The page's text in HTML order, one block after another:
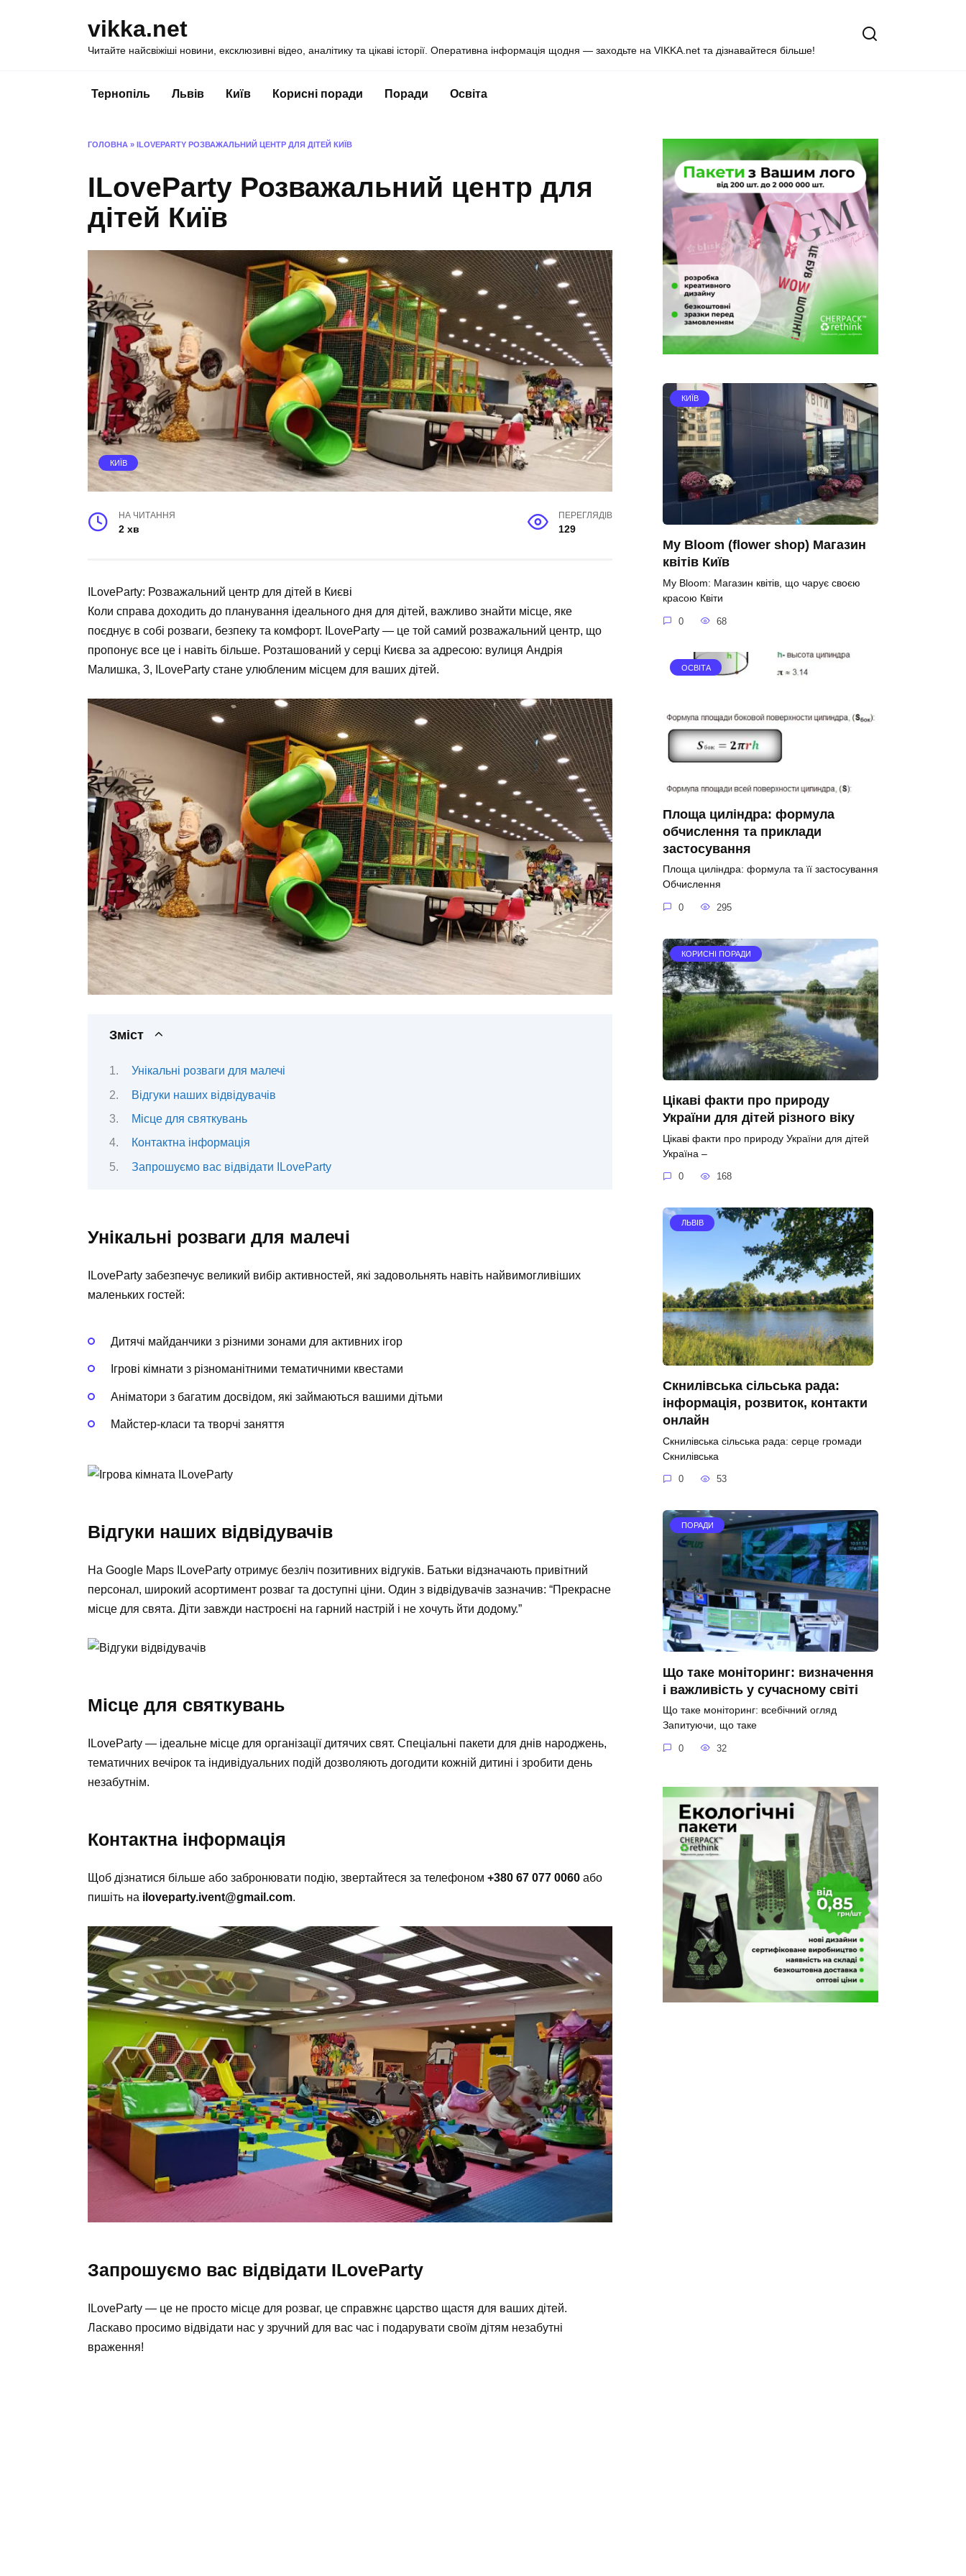
vikka.net
Читайте найсвіжіші новини, ексклюзивні відео, аналітику та цікаві історії. Оперативна інформація щодня — заходьте на VIKKA.net та дізнавайтеся більше!
Тернопіль Львів Київ Корисні поради Поради Освіта
ГОЛОВНА » ILOVEPARTY РОЗВАЖАЛЬНИЙ ЦЕНТР ДЛЯ ДІТЕЙ КИЇВ
ILoveParty Розважальний центр для
дітей Київ
КИЇВ
НА ЧИТАННЯ
2 хв
ПЕРЕГЛЯДІВ
129
ILoveParty: Розважальний центр для дітей в Києві
Коли справа доходить до планування ідеального дня для дітей, важливо знайти місце, яке
поєднує в собі розваги, безпеку та комфорт. ILoveParty — це той самий розважальний центр, що
пропонує все це і навіть більше. Розташований у серці Києва за адресою: вулиця Андрія
Малишка, 3, ILoveParty стане улюбленим місцем для ваших дітей.
Зміст
Унікальні розваги для малечі
Відгуки наших відвідувачів
Місце для святкувань
Контактна інформація
Запрошуємо вас відвідати ILoveParty
Унікальні розваги для малечі
ILoveParty забезпечує великий вибір активностей, які задовольнять навіть найвимогливіших
маленьких гостей:
Дитячі майданчики з різними зонами для активних ігор
Ігрові кімнати з різноманітними тематичними квестами
Аніматори з багатим досвідом, які займаються вашими дітьми
Майстер-класи та творчі заняття
Відгуки наших відвідувачів
На Google Maps ILoveParty отримує безліч позитивних відгуків. Батьки відзначають привітний
персонал, широкий асортимент розваг та доступні ціни. Один з відвідувачів зазначив: “Прекрасне
місце для свята. Діти завжди настроєні на гарний настрій і не хочуть йти додому.”
Місце для святкувань
ILoveParty — ідеальне місце для організації дитячих свят. Спеціальні пакети для днів народжень,
тематичних вечірок та індивідуальних подій дозволяють догодити кожній дитині і зробити день
незабутнім.
Контактна інформація
Щоб дізнатися більше або забронювати подію, звертайтеся за телефоном +380 67 077 0060 або
пишіть на iloveparty.ivent@gmail.com.
Запрошуємо вас відвідати ILoveParty
ILoveParty — це не просто місце для розваг, це справжнє царство щастя для ваших дітей.
Ласкаво просимо відвідати нас у зручний для вас час і подарувати своїм дітям незабутні
враження!
КИЇВ
My Bloom (flower shop) Магазин
квітів Київ
My Bloom: Магазин квітів, що чарує своєю
красою Квіти
0 68
ОСВІТА
Площа циліндра: формула
обчислення та приклади
застосування
Площа циліндра: формула та її застосування
Обчислення
0 295
КОРИСНІ ПОРАДИ
Цікаві факти про природу
України для дітей різного віку
Цікаві факти про природу України для дітей
Україна –
0 168
ЛЬВІВ
Скнилівська сільська рада:
інформація, розвиток, контакти
онлайн
Скнилівська сільська рада: серце громади
Скнилівська
0 53
ПОРАДИ
Що таке моніторинг: визначення
і важливість у сучасному світі
Що таке моніторинг: всебічний огляд
Запитуючи, що таке
0 32